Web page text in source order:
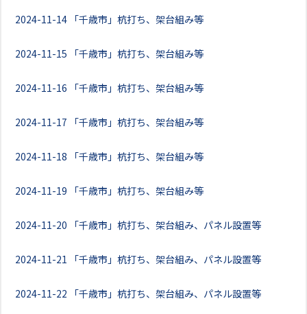
2024-11-14 「千歳市」杭打ち、架台組み等
2024-11-15 「千歳市」杭打ち、架台組み等
2024-11-16 「千歳市」杭打ち、架台組み等
2024-11-17 「千歳市」杭打ち、架台組み等
2024-11-18 「千歳市」杭打ち、架台組み等
2024-11-19 「千歳市」杭打ち、架台組み等
2024-11-20 「千歳市」杭打ち、架台組み、パネル設置等
2024-11-21 「千歳市」杭打ち、架台組み、パネル設置等
2024-11-22 「千歳市」杭打ち、架台組み、パネル設置等